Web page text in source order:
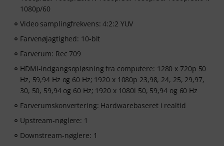
1080p/60
Video samplingfrekvens: 4:2:2 YUV
Farvenøjagtighed: 10-bit
Farverum: Rec 709
HDMI-indgangsopløsning fra computere: 1280 x 720p 50
Hz, 59,94 Hz og 60 Hz; 1920 x 1080p 23,98, 24, 25, 29,97,
30, 50, 59,94 og 60 Hz; 1920 x 1080i 50, 59,94 og 60 Hz
Farverumskonvertering: Hardwarebaseret i realtid
Upstream-nøglere: 1
Downstream-nøglere: 1